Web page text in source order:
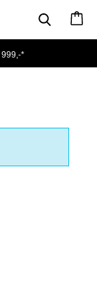
999,-*